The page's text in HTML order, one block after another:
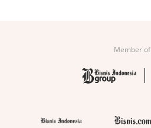
Member of